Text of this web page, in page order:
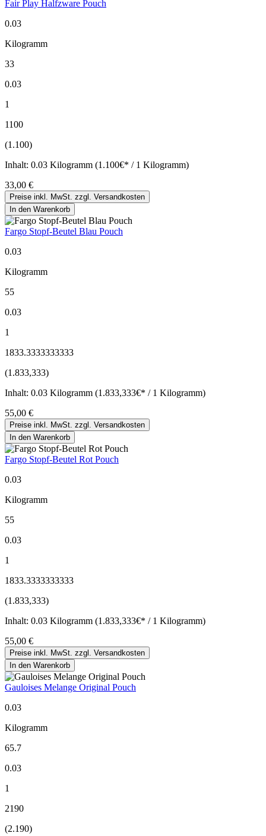
Fair Play Halfzware Pouch
0.03
Kilogramm
33
0.03
1
1100
(1.100)
Inhalt: 0.03 Kilogramm (1.100€* / 1 Kilogramm)
33,00 €
Preise inkl. MwSt. zzgl. Versandkosten
In den Warenkorb
Fargo Stopf-Beutel Blau Pouch
0.03
Kilogramm
55
0.03
1
1833.3333333333
(1.833,333)
Inhalt: 0.03 Kilogramm (1.833,333€* / 1 Kilogramm)
55,00 €
Preise inkl. MwSt. zzgl. Versandkosten
In den Warenkorb
Fargo Stopf-Beutel Rot Pouch
0.03
Kilogramm
55
0.03
1
1833.3333333333
(1.833,333)
Inhalt: 0.03 Kilogramm (1.833,333€* / 1 Kilogramm)
55,00 €
Preise inkl. MwSt. zzgl. Versandkosten
In den Warenkorb
Gauloises Melange Original Pouch
0.03
Kilogramm
65.7
0.03
1
2190
(2.190)